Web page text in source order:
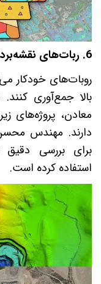
6. ربات‌های
روبات‌های خودکار
بالا جمع‌آوری کنند.
معادن، پروژه‌های
دارند. مهندس
برای بررسی دقیق
استفاده کرده است.